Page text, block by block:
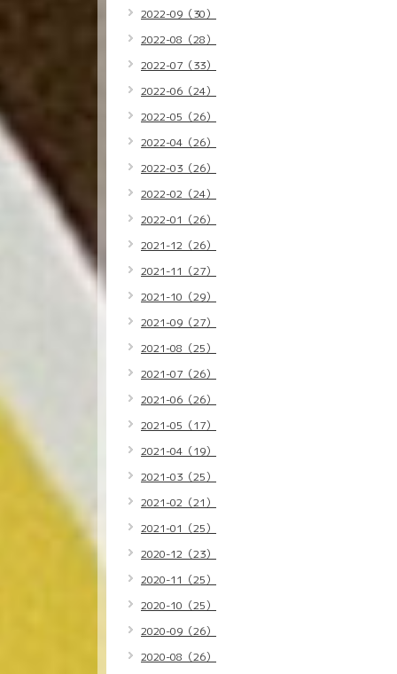
2022-09（30）
2022-08（28）
2022-07（33）
2022-06（24）
2022-05（26）
2022-04（26）
2022-03（26）
2022-02（24）
2022-01（26）
2021-12（26）
2021-11（27）
2021-10（29）
2021-09（27）
2021-08（25）
2021-07（26）
2021-06（26）
2021-05（17）
2021-04（19）
2021-03（25）
2021-02（21）
2021-01（25）
2020-12（23）
2020-11（25）
2020-10（25）
2020-09（26）
2020-08（26）